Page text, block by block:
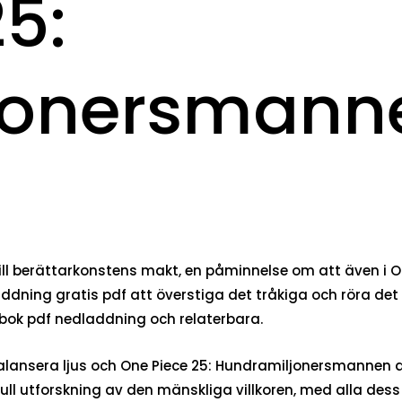
makt, en påminnelse om att även i
gratis pdf att överstiga det tråkiga och röra
pdf nedladdning och relaterbara.
ljus och One Piece 25:
utforskning av den mänskliga villkoren, med alla